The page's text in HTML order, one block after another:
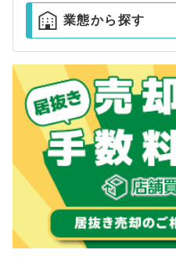
業態から探す